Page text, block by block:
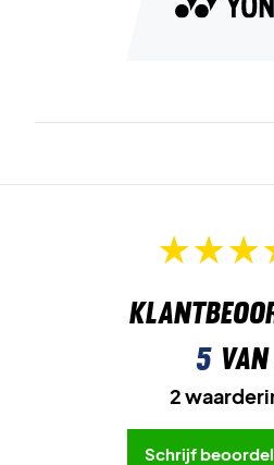
5van
2
Schrijf